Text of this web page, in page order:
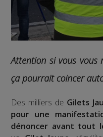
Attention si vous vous
ça pourrait coincer
Des milliers de Gilets
pour une
dénoncer avant tout